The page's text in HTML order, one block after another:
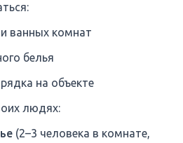
ванных комнат
белья
на объекте
людях:
(2–3 человека в комнате,